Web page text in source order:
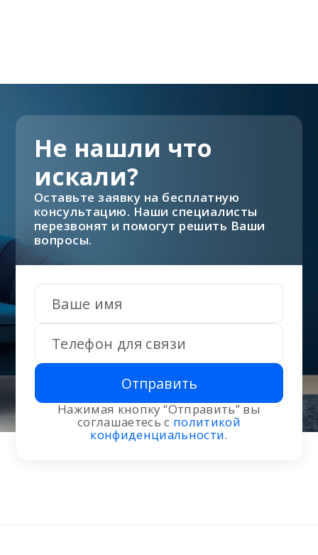
Отправить
Нажимая кнопку “Отправить” вы
соглашаетесь с политикой
конфиденциальности.
Не нашли что
искали?
Оставьте заявку на бесплатную
консультацию. Наши специалисты
перезвонят и помогут решить Ваши
вопросы.